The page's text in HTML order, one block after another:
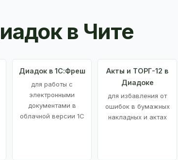
в Чите
Диадок в 1С:Фреш
для работы с
электронными
документами в
облачной версии 1С
Акты и ТОРГ-12 в
Диадоке
для избавления от
ошибок в бумажных
накладных и актах